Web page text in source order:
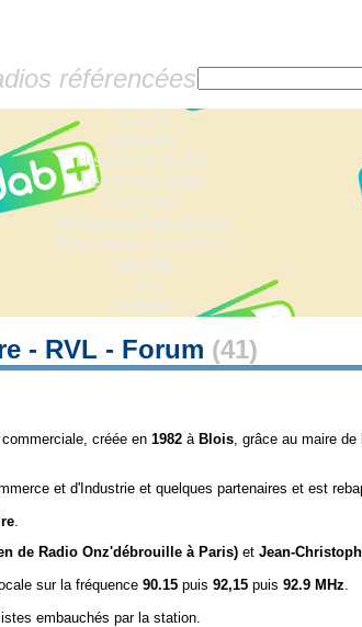
référencées
Accueil
Dossiers
Histoire de la FM
Les fiches radio
Sondages
Anciennes fréquences
Fréquences actuelles
Lexique
Liens
Contact
- RVL - Forum (41)
créée en 1982 à Blois, grâce au maire de
et d'Industrie et quelques partenaires et est
.
de Radio Onz'débrouille à Paris) et Jean-
sur la fréquence 90.15 puis 92,15 puis 92.9 MHz.
embauchés par la station.